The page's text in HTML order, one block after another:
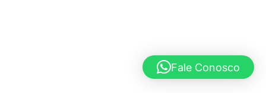
Fale Conosco